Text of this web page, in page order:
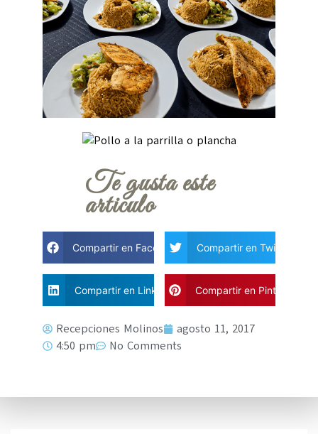
Te gusta este
articulo
Compartir en Facebook Compartir en Twitter
Compartir en Linkdin Compartir en Pinterest
Recepciones Molinos
agosto 11, 2017
4:50 pm
No Comments